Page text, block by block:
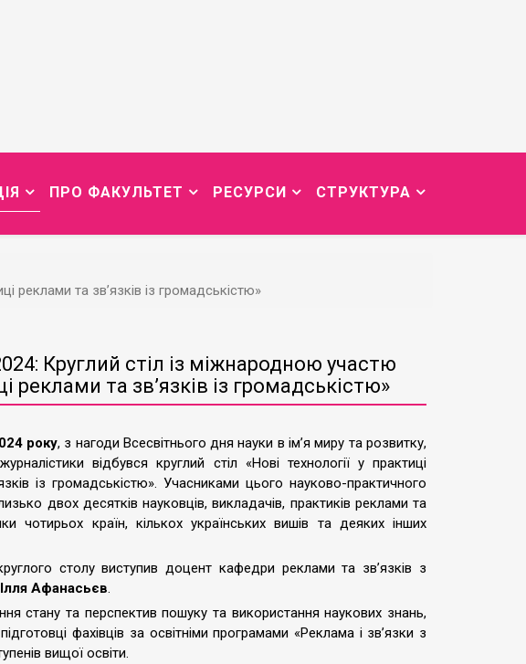
ПРО ФАКУЛЬТЕТ РЕСУРСИ СТРУКТУРА
реклами та зв’язків із громадськістю»
Круглий стіл із міжнародною участю
реклами та зв’язків із громадськістю»
року, з нагоди Всесвітнього дня науки в ім’я миру та розвитку,
відбувся круглий стіл «Нові технології у практиці
із громадськістю». Учасниками цього науково-практичного
двох десятків науковців, викладачів, практиків реклами та
чотирьох країн, кількох українських вишів та деяких інших
столу виступив доцент кафедри реклами та зв’язків з
Ілля Афанасьєв.
стану та перспектив пошуку та використання наукових знань,
фахівців за освітніми програмами «Реклама і зв’язки з
вищої освіти.